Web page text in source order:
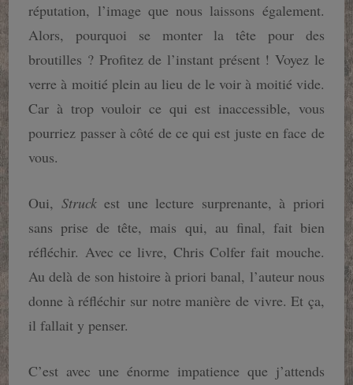
réputation, l’image que nous laissons également.
Alors, pourquoi se monter la tête pour des
broutilles ? Profitez de l’instant présent ! Voyez le
verre à moitié plein au lieu de le voir à moitié vide.
Car à trop vouloir ce qui est inaccessible, vous
pourriez passer à côté de ce qui est juste en face de
vous.
Oui, Struckest une lecture surprenante, à priori
sans prise de tête, mais qui, au final, fait bien
réfléchir. Avec ce livre, Chris Colfer fait mouche.
Au delà de son histoire à priori banal, l’auteur nous
donne à réfléchir sur notre manière de vivre. Et ça,
il fallait y penser.
C’est avec une énorme impatience que j’attends